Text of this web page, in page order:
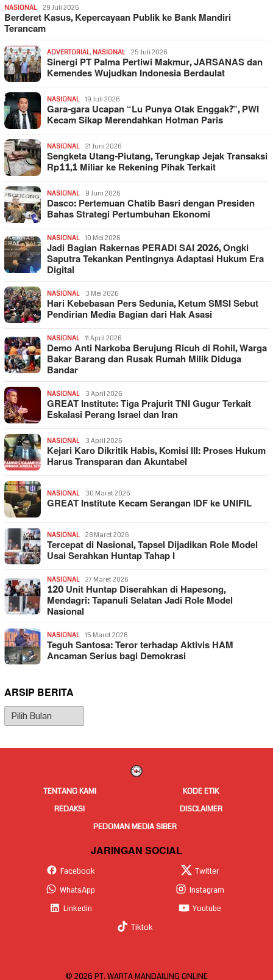
NASIONAL 29 Juli 2026
Berderet Kasus, Kepercayaan Publik ke Bank Mandiri
Terancam
ADVERTORIAL, NASIONAL 25 Juli 2026
Sinergi PT Palma Pertiwi Makmur, JARSANAS dan
Kemendes Wujudkan Indonesia Berdaulat
NASIONAL 19 Juli 2026
Gara-gara Ucapan “Lu Punya Otak Enggak?”, PWI
Kecam Sikap Merendahkan Hotman Paris
NASIONAL 21 Juni 2026
Sengketa Utang-Piutang, Terungkap Jejak Transaksi
Rp11,1 Miliar ke Rekening Pihak Terkait
NASIONAL 9 Juni 2026
Dasco: Pertemuan Chatib Basri dengan Presiden
Bahas Strategi Pertumbuhan Ekonomi
NASIONAL 10 Mei 2026
Jadi Bagian Rakernas PERADI SAI 2026, Ongki
Saputra Tekankan Pentingnya Adaptasi Hukum Era
Digital
NASIONAL 3 Mei 2026
Hari Kebebasan Pers Sedunia, Ketum SMSI Sebut
Pendirian Media Bagian dari Hak Asasi
NASIONAL 11 April 2026
Demo Anti Narkoba Berujung Ricuh di Rohil, Warga
Bakar Barang dan Rusak Rumah Milik Diduga
Bandar
NASIONAL 3 April 2026
GREAT Institute: Tiga Prajurit TNI Gugur Terkait
Eskalasi Perang Israel dan Iran
NASIONAL 3 April 2026
Kejari Karo Dikritik Habis, Komisi III: Proses Hukum
Harus Transparan dan Akuntabel
NASIONAL 30 Maret 2026
GREAT Institute Kecam Serangan IDF ke UNIFIL
NASIONAL 28 Maret 2026
Tercepat di Nasional, Tapsel Dijadikan Role Model
Usai Serahkan Huntap Tahap I
NASIONAL 27 Maret 2026
120 Unit Huntap Diserahkan di Hapesong,
Mendagri: Tapanuli Selatan Jadi Role Model
Nasional
NASIONAL 15 Maret 2026
Teguh Santosa: Teror terhadap Aktivis HAM
Ancaman Serius bagi Demokrasi
ARSIP BERITA
Arsip
Berita
TENTANG KAMI
KODE ETIK
REDAKSI
DISCLAIMER
PEDOMAN MEDIA SIBER
JARINGAN SOCIAL
Facebook
Twitter
WhatsApp
Instagram
Linkedin
Youtube
Tiktok
© 2026 PT. WARTA MANDAILING ONLINE